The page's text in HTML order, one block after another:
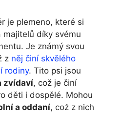
je plemeno, které si
majitelů díky svému
Je známý svou
z něj činí skvělého
rodiny. Tito psi jsou
zvídaví, což je činí
děti i dospělé. Mohou
a oddaní, což z nich